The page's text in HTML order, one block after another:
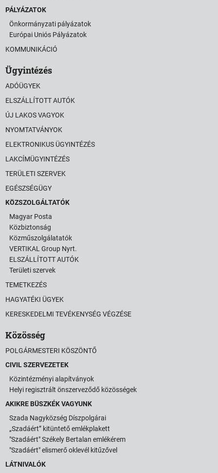
PÁLYÁZATOK
Önkormányzati pályázatok
Európai Uniós Pályázatok
KOMMUNIKÁCIÓ
Ügyintézés
ADÓÜGYEK
ELSZÁLLÍTOTT AUTÓK
ÚJ LAKOS VAGYOK
NYOMTATVÁNYOK
ELEKTRONIKUS ÜGYINTÉZÉS
LAKCÍMÜGYINTÉZÉS
TERÜLETI SZERVEK
EGÉSZSÉGÜGY
KÖZSZOLGÁLTATÓK
Magyar Posta
Közbiztonság
Közműszolgálatatók
VERTIKAL Group Nyrt.
ELSZÁLLÍTOTT AUTÓK
Területi szervek
TEMETKEZÉS
HAGYATÉKI ÜGYEK
KERESKEDELMI TEVÉKENYSÉG VÉGZÉSE
Közösség
POLGÁRMESTERI KÖSZÖNTŐ
CIVIL SZERVEZETEK
Közintézményi alapítványok
Helyi regisztrált önszerveződő közösségek
AKIKRE BÜSZKÉK VAGYUNK
Szada Nagyközség Díszpolgárai
„Szadáért” kitüntető emlékplakett
"Szadáért" Székely Bertalan emlékérem
"Szadáért" elismerő oklevél kitűzővel
LÁTNIVALÓK